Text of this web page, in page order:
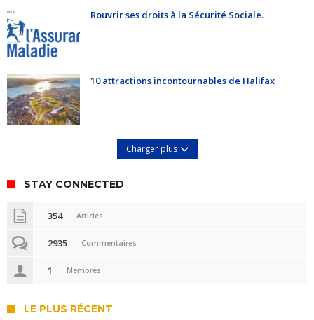
Rouvrir ses droits à la Sécurité Sociale.
10 attractions incontournables de Halifax
Charger plus
STAY CONNECTED
354 Articles
2935 Commentaires
1 Membres
LE PLUS RÉCENT